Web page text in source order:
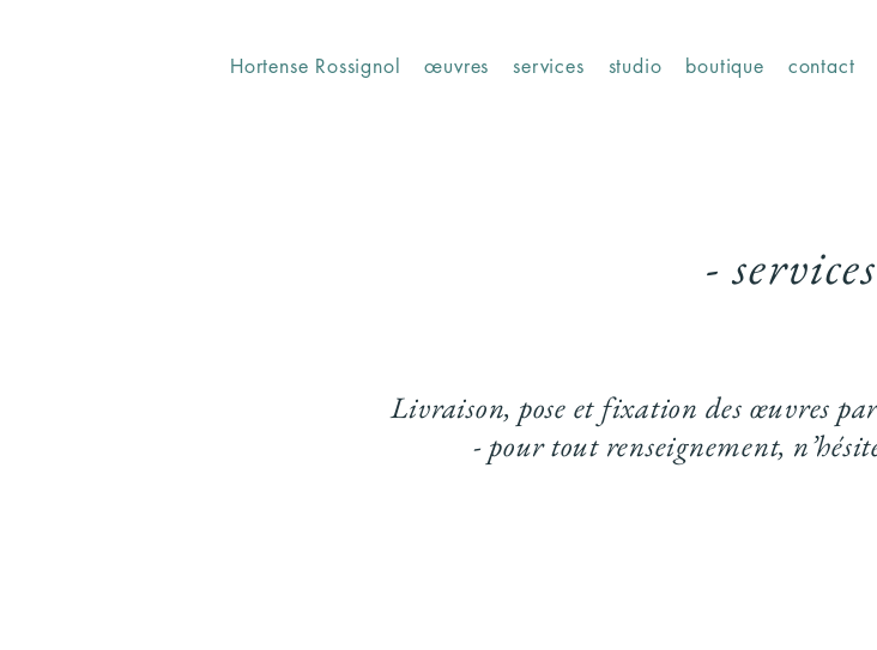
Hortense Rossignol œuvres services studio boutique contact
-
Livraison, pose et fixation des œuvres
- pour tout renseignement,